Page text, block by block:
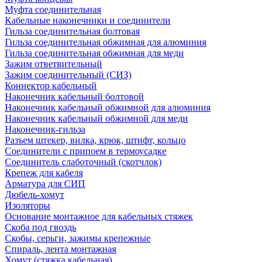
Муфта соединительная
Кабельные наконечники и соединители
Гильза соединительная болтовая
Гильза соединительная обжимная для алюминия
Гильза соединительная обжимная для меди
Зажим ответвительный
Зажим соединительный (СИЗ)
Коннектор кабельный
Наконечник кабельный болтовой
Наконечник кабельный обжимной для алюминия
Наконечник кабельный обжимной для меди
Наконечник-гильза
Разъем штекер, вилка, крюк, штифт, кольцо
Соединители с припоем в термоусадке
Соединитель слаботочный (скотчлок)
Крепеж для кабеля
Арматура для СИП
Дюбель-хомут
Изоляторы
Основание монтажное для кабельных стяжек
Скоба под гвоздь
Скобы, серьги, зажимы крепежные
Спираль, лента монтажная
Хомут (стяжка кабельная)